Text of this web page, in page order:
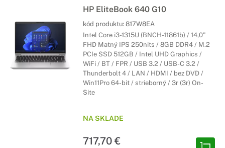
HP EliteBook 640 G10
kód produktu: 817W8EA
Intel Core i3-1315U (BNCH-11861b) / 14,0"
FHD Matný IPS 250nits / 8GB DDR4 / M.2
PCIe SSD 512GB / Intel UHD Graphics /
WiFi / BT / FPR / USB 3.2 / USB-C 3.2 /
Thunderbolt 4 / LAN / HDMI / bez DVD /
Win11Pro 64-bit / strieborný / 3r (3r) On-
Site
NA SKLADE
717,70 €